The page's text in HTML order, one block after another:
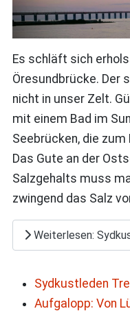
Es schläft sich
Öresundbrücke. Der
nicht in unser Zelt.
mit einem Bad im
Seebrücken, die zum
Das Gute an der
Salzgehalts muss
zwingend das Salz
Weiterlesen:
Sydkustleden
Aufgalopp: Von